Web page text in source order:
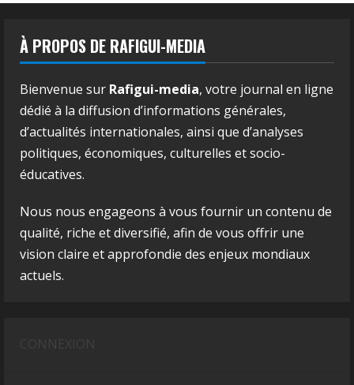
À PROPOS DE RAFIGUI-MEDIA
Bienvenue sur Rafigui-media, votre journal en ligne
dédié à la diffusion d’informations générales,
d’actualités internationales, ainsi que d’analyses
politiques, économiques, culturelles et socio-
éducatives.
Nous nous engageons à vous fournir un contenu de
qualité, riche et diversifié, afin de vous offrir une
vision claire et approfondie des enjeux mondiaux
actuels.